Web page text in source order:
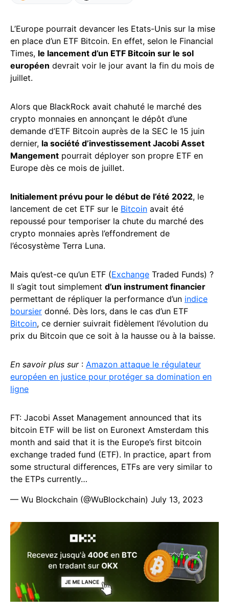
L’Europe pourrait devancer les Etats-Unis sur la mise
en place d’un ETF Bitcoin. En effet, selon le Financial
Times, le lancement d’un ETF Bitcoin sur le sol
européen devrait voir le jour avant la fin du mois de
juillet.
Alors que BlackRock avait chahuté le marché des
crypto monnaies en annonçant le dépôt d’une
demande d’ETF Bitcoin auprès de la SEC le 15 juin
dernier, la société d’investissement Jacobi Asset
Mangement pourrait déployer son propre ETF en
Europe dès ce mois de juillet.
Initialement prévu pour le début de l’été 2022, le
lancement de cet ETF sur le Bitcoin avait été
repoussé pour temporiser la chute du marché des
crypto monnaies après l’effondrement de
l’écosystème Terra Luna.
Mais qu’est-ce qu’un ETF (Exchange Traded Funds) ?
Il s’agit tout simplement d’un instrument financier
permettant de répliquer la performance d’un indice
boursier donné. Dès lors, dans le cas d’un ETF
Bitcoin, ce dernier suivrait fidèlement l’évolution du
prix du Bitcoin que ce soit à la hausse ou à la baisse.
En savoir plus sur: Amazon attaque le régulateur
européen en justice pour protéger sa domination en
ligne
FT: Jacobi Asset Management announced that its
bitcoin ETF will be list on Euronext Amsterdam this
month and said that it is the Europe’s first bitcoin
exchange traded fund (ETF). In practice, apart from
some structural differences, ETFs are very similar to
the ETPs currently…
— Wu Blockchain (@WuBlockchain) July 13, 2023